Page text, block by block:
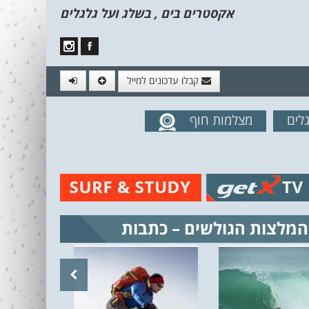
אקסטרים בים , בשלג ועל גלגלים
קבלו עדכונים למייל
מהאתרמצלמות חוף
המלצות הגולשים – כתבות